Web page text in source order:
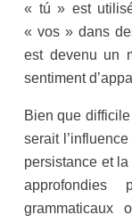
« tú » est
« vos » dans
est devenu un
sentiment
Bien que
serait
persistance et
approfondies
grammaticaux